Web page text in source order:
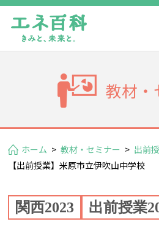
教材・
ホーム > 教材・セミナー > 出前
【出前授業】米原市立伊吹山中学校
関西2023 出前授業